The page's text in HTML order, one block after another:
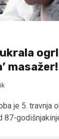
masažer!
je 5. travnja
87-